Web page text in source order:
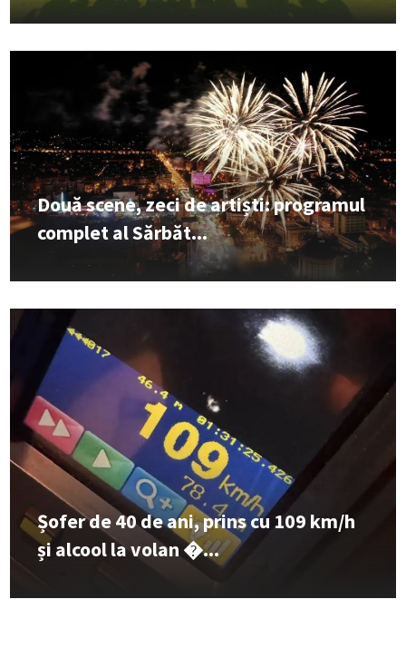
Două scene, zeci de artiști: programul
complet al Sărbăt...
Șofer de 40 de ani, prins cu 109 km/h
și alcool la volan �...